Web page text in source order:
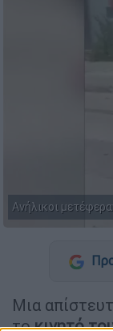
Ανήλικοι
Μια
τοκινητό